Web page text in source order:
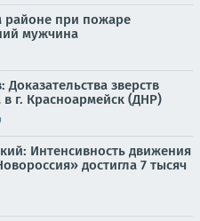
районе при пожаре
мужчина
зверств
г. Красноармейск (ДНР)
Интенсивность движения
достигла 7 тысяч